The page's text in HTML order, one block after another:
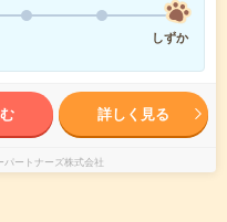
しずか
詳しく見る
ートナーズ株式会社